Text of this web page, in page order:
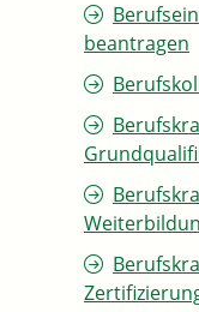
beantragen